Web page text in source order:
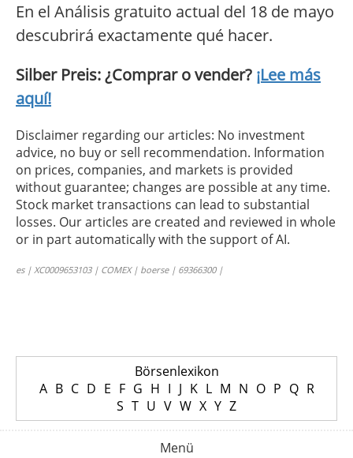
En el Análisis gratuito actual del 18 de mayo
descubrirá exactamente qué hacer.
Silber Preis: ¿Comprar o vender? ¡Lee más
aquí!
Disclaimer regarding our articles: No investment
advice, no buy or sell recommendation. Information
on prices, companies, and markets is provided
without guarantee; changes are possible at any time.
Stock market transactions can lead to substantial
losses. Our articles are created and reviewed in whole
or in part automatically with the support of AI.
es | XC0009653103 | COMEX | boerse | 69366300 |
Börsenlexikon
A B C D E F G H I J K L M N O P Q R
S T U V W X Y Z
Menü